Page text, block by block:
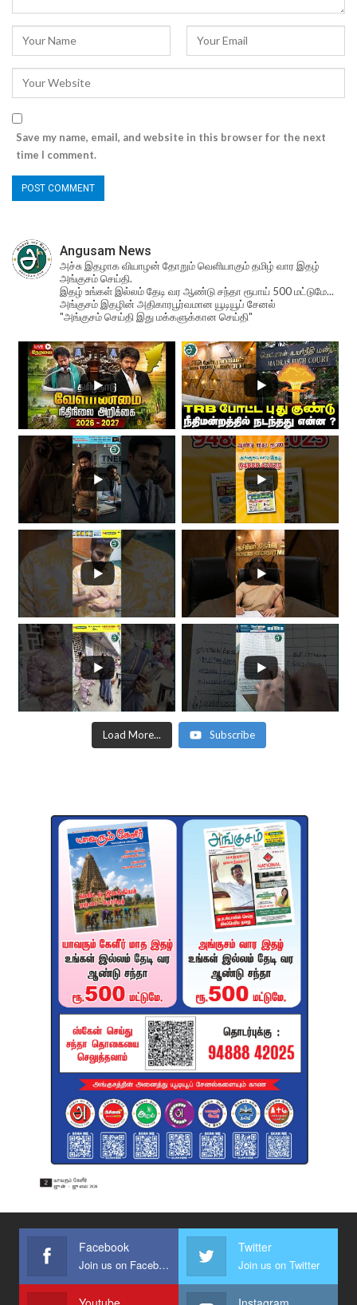
Save my name, email, and website in this browser for the next
time I comment.
Angusam News
அச்சு இதழாக வியாழன் தோறும் வெளியாகும் தமிழ் வார இதழ்
அங்குசம் செய்தி.
இதழ் உங்கள் இல்லம் தேடி வர ஆண்டு சந்தா ரூபாய் 500 மட்டுமே...
அங்குசம் இதழின் அதிகாரபூர்வமான யூடியூப் சேனல்
"அங்குசம் செய்தி இது மக்களுக்கான செய்தி"
Load More... Subscribe
Facebook
Join us on Facebook
Twitter
Join us on Twitter